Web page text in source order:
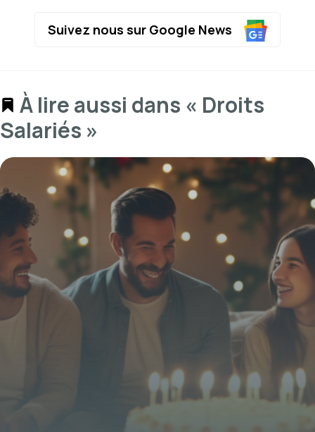
Suivez nous sur Google News
À lire aussi dans « Droits
Salariés »